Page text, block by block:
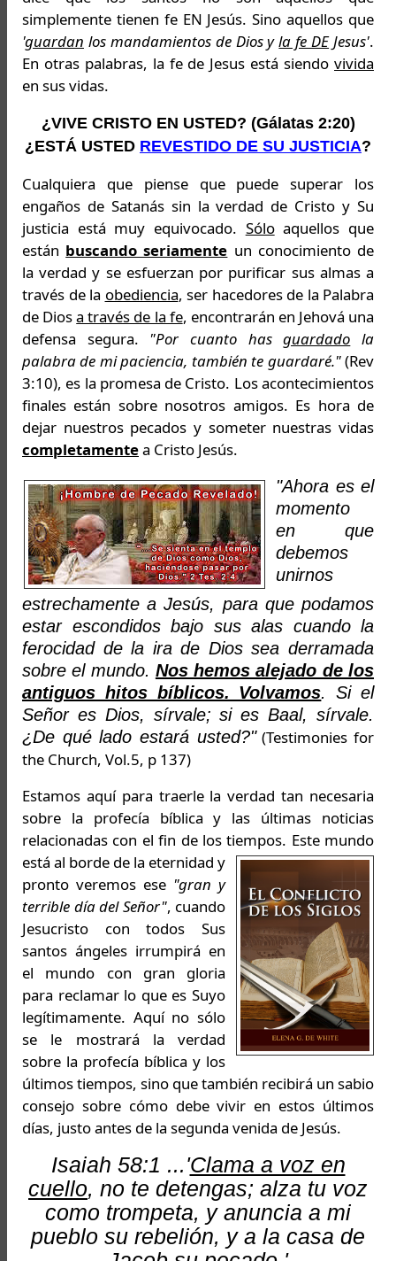
simplemente tienen fe EN Jesús. Sino aquellos que
'guardan los mandamientos de Dios yla fe DEJesus'.
En otras palabras, la fe de Jesus está siendo vivida
en sus vidas.
¿VIVE CRISTO EN USTED? (Gálatas 2:20)
¿ESTÁ USTED REVESTIDO DE SU JUSTICIA?
Cualquiera que piense que puede superar los
engaños de Satanás sin la verdad de Cristo y Su
justicia está muy equivocado. Sóloaquellos que
están buscando seriamente un conocimiento de
la verdad y se esfuerzan por purificar sus almas a
través de la obediencia, ser hacedores de la Palabra
de Diosa través de la fe, encontrarán en Jehová una
defensa segura. "Por cuanto hasguardado la
palabra de mi paciencia, también te guardaré."(Rev
3:10), es la promesa de Cristo. Los acontecimientos
finales están sobre nosotros amigos. Es hora de
dejar nuestros pecados y someter nuestras vidas
completamentea Cristo Jesús.
"Ahora es el
momento
en que
debemos
unirnos
estrechamente a Jesús, para que podamos
estar escondidos bajo sus alas cuando la
ferocidad de la ira de Dios sea derramada
sobre el mundo. Nos hemos alejado de los
antiguos hitos bíblicos. Volvamos. Si el
Señor es Dios, sírvale; si es Baal, sírvale.
¿De qué lado estará usted?"(Testimonies for
the Church, Vol.5, p 137)
Estamos aquí para traerle la verdad tan necesaria
sobre la profecía bíblica y las últimas noticias
relacionadas con el fin de los tiempos. Este mundo
está al borde de la eternidad y
pronto veremos ese "gran y
terrible día del Señor", cuando
Jesucristo con todos Sus
santos ángeles irrumpirá en
el mundo con gran gloria
para reclamar lo que es Suyo
legítimamente. Aquí no sólo
se le mostrará la verdad
sobre la profecía bíblica y los
últimos tiempos, sino que también recibirá un sabio
consejo sobre cómo debe vivir en estos últimos
días, justo antes de la segunda venida de Jesús.
Isaiah 58:1 ...'Clama a voz en
cuello, no te detengas; alza tu voz
como trompeta, y anuncia a mi
pueblo su rebelión, y a la casa de